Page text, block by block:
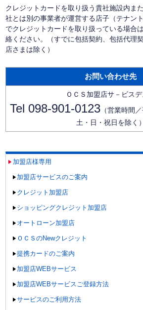
クレジットカードを取り扱う貴社施設内ま
社とは別の事業者が運営する店子（テナン
でクレジットカードを取り扱っている場合
絡ください。（すでに包括契約、包括代理
店さまは除く）
お問い合わせ先
ＯＣＳ加盟店サ－ビスデ
Tel 098-901-0123 （営業時間
土・日・祝日を除く）
加盟店様専用
加盟店サービスのご案内
クレジット加盟店
ショッピングクレジット加盟店
オートローン加盟店
ＯＣＳのNewクレジット
提携カードのご案内
加盟店WEBサービス
加盟店WEBサービスご登録方法
サービスのご利用方法